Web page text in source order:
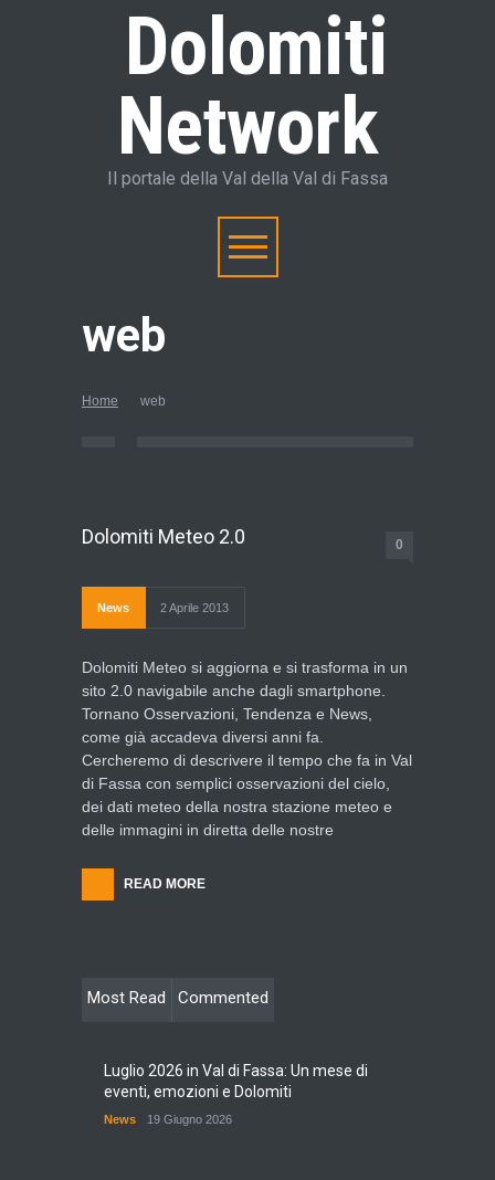
Dolomiti
Network
Il portale della Val della Val di Fassa
web
Home web
Dolomiti Meteo 2.0 0
News 2 Aprile 2013
Dolomiti Meteo si aggiorna e si trasforma in un
sito 2.0 navigabile anche dagli smartphone.
Tornano Osservazioni, Tendenza e News,
come già accadeva diversi anni fa.
Cercheremo di descrivere il tempo che fa in Val
di Fassa con semplici osservazioni del cielo,
dei dati meteo della nostra stazione meteo e
delle immagini in diretta delle nostre
READ MORE
Most Read Commented
Luglio 2026 in Val di Fassa: Un mese di
eventi, emozioni e Dolomiti
News 19 Giugno 2026